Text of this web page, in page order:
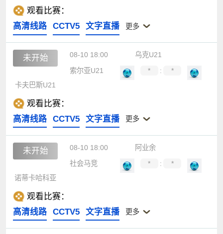
观看比赛：
高清线路
CCTV5 文字直播 更多
未开始 08-10 18:00
乌克U21
索尔亚U21
* :
*
卡夫巴斯U21
观看比赛：
高清线路
CCTV5 文字直播 更多
未开始 08-10 18:00
阿业余
社会马竞
* :
*
诺蒂卡哈科亚
观看比赛：
高清线路
CCTV5 文字直播 更多